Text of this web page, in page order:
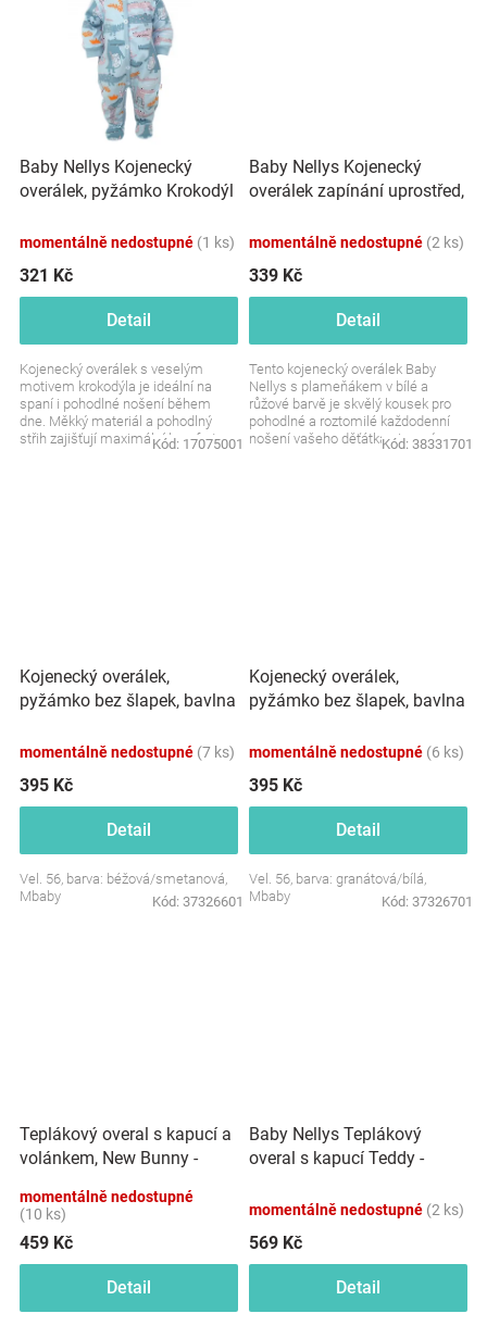
Hračkářství
Baby Nellys Kojenecký
overálek, pyžámko Krokodýl
momentálně nedostupné (1 ks)
321 Kč
Detail
Kojenecký overálek s veselým
motivem krokodýla je ideální na
spaní i pohodlné nošení během
dne. Měkký materiál a pohodlný
střih zajišťují maximální komfort
Kód: 17075001
Baby Nellys Kojenecký
overálek zapínání uprostřed,
momentálně nedostupné (2 ks)
339 Kč
Detail
Tento kojenecký overálek Baby
Nellys s plameňákem v bílé a
růžové barvě je skvělý kousek pro
pohodlné a roztomilé každodenní
nošení vašeho děťátka. Jemný
Kód: 38331701
Kojenecký overálek,
pyžámko bez šlapek, bavlna
momentálně nedostupné (7 ks)
395 Kč
Detail
Vel. 56, barva: béžová/smetanová,
Mbaby
Kód: 37326601
Kojenecký overálek,
pyžámko bez šlapek, bavlna
momentálně nedostupné (6 ks)
395 Kč
Detail
Vel. 56, barva: granátová/bílá,
Mbaby
Kód: 37326701
Teplákový overal s kapucí a
volánkem, New Bunny -
momentálně nedostupné
(10 ks)
459 Kč
Detail
Baby Nellys Teplákový
overal s kapucí Teddy -
momentálně nedostupné (2 ks)
569 Kč
Detail